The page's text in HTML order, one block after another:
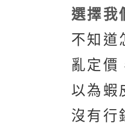
選擇我
不知道
亂定價
以為蝦
沒有行